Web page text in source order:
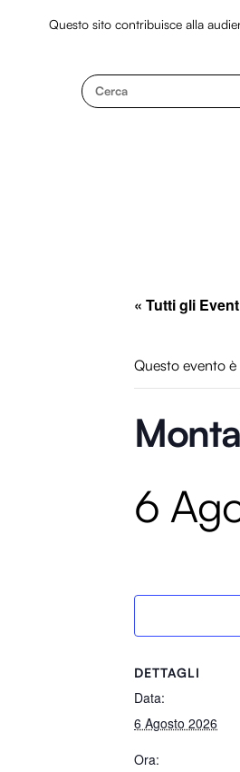
Questo sito contribuisce alla
Cerca
« Tutti gli
Questo evento è
6
DETTAGLI
Data:
6 Agosto 2026
Ora: